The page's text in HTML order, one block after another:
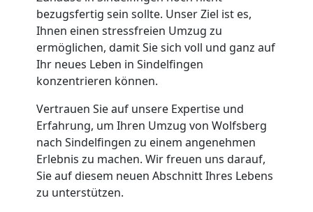
bezugsfertig sein sollte. Unser Ziel ist es,
Ihnen einen stressfreien Umzug zu
ermöglichen, damit Sie sich voll und ganz auf
Ihr neues Leben in Sindelfingen
konzentrieren können.
Vertrauen Sie auf unsere Expertise und
Erfahrung, um Ihren Umzug von Wolfsberg
nach Sindelfingen zu einem angenehmen
Erlebnis zu machen. Wir freuen uns darauf,
Sie auf diesem neuen Abschnitt Ihres Lebens
zu unterstützen.
Umzugshelfer
Wolfsberg
Möbeltaxi